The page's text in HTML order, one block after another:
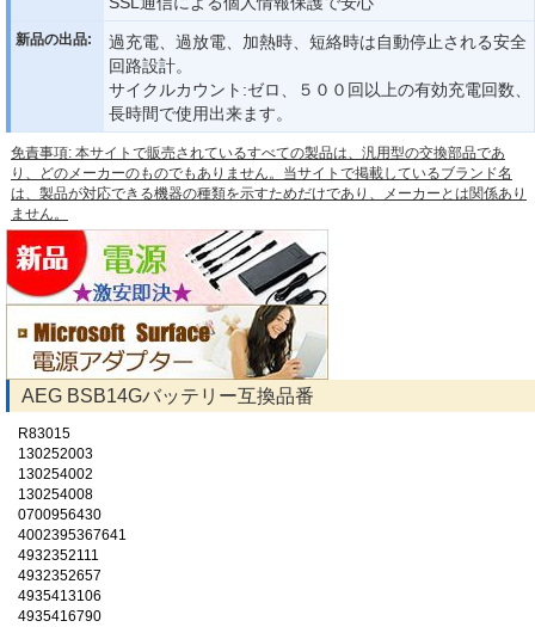
新品の出品:
過充電、過放電、加熱時、短絡時は自動停止される安全
回路設計。
サイクルカウント:ゼロ、５００回以上の有効充電回数、
長時間で使用出来ます。
免責事項: 本サイトで販売されているすべての製品は、汎用型の交換部品であ
り、どのメーカーのものでもありません。当サイトで掲載しているブランド名
は、製品が対応できる機器の種類を示すためだけであり、メーカーとは関係あり
ません。
AEG BSB14Gバッテリー互換品番
R83015
130252003
130254002
130254008
0700956430
4002395367641
4932352111
4932352657
4935413106
4935416790